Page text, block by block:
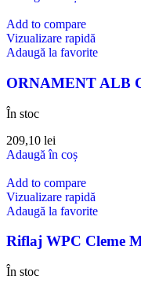
Add to compare
Vizualizare rapidă
Adaugă la favorite
ORNAMENT ALB
În stoc
209,10 lei
Adaugă în coș
Add to compare
Vizualizare rapidă
Adaugă la favorite
Riflaj WPC Cleme
În stoc